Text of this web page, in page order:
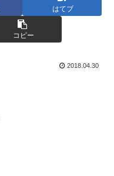
はてブ
コピー
2018.04.30